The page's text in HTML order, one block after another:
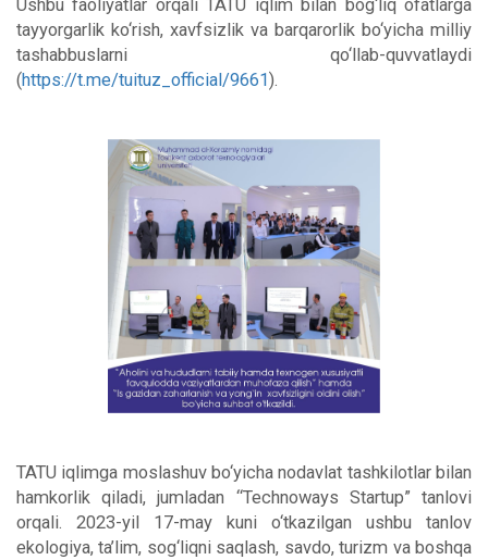
Ushbu faoliyatlar orqali TATU iqlim bilan bog‘liq ofatlarga
tayyorgarlik ko‘rish, xavfsizlik va barqarorlik bo‘yicha milliy
tashabbuslarni qo‘llab-quvvatlaydi
(https://t.me/tuituz_official/9661).
TATU iqlimga moslashuv bo‘yicha nodavlat tashkilotlar bilan
hamkorlik qiladi, jumladan “Technoways Startup” tanlovi
orqali. 2023-yil 17-may kuni o‘tkazilgan ushbu tanlov
ekologiya, ta’lim, sog‘liqni saqlash, savdo, turizm va boshqa